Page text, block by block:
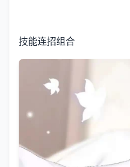
技能连招组合